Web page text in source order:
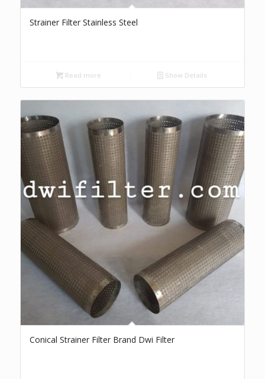
Strainer Filter Stainless Steel
Read more Show Details
Conical Strainer Filter Brand Dwi Filter